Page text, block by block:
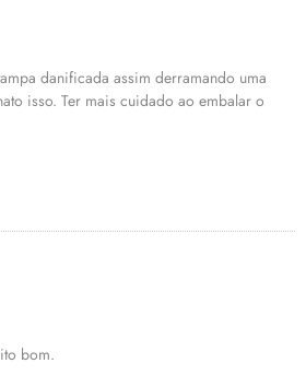
danificada assim derramando uma
isso. Ter mais cuidado ao embalar o
bom.